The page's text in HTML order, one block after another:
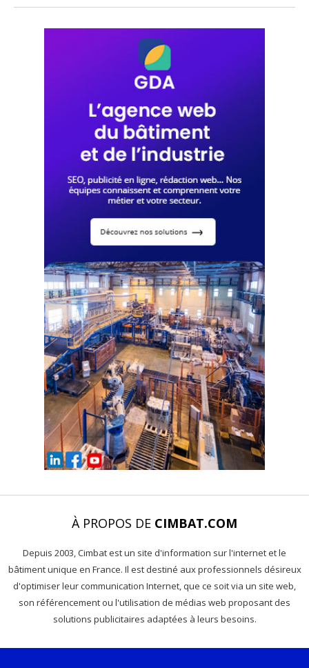
À PROPOS DE CIMBAT.COM
Depuis 2003, Cimbat est un site d'information sur l'internet et le
bâtiment unique en France. Il est destiné aux professionnels désireux
d'optimiser leur communication Internet, que ce soit via un site web,
son référencement ou l'utilisation de médias web proposant des
solutions publicitaires adaptées à leurs besoins.